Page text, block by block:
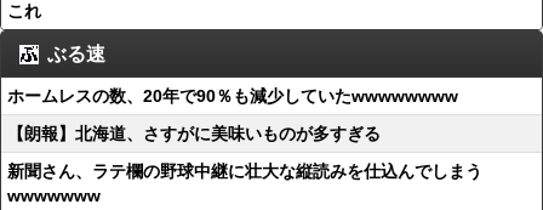
これ
ぶる速
ホームレスの数、20年で90％も減少していたwwwwwwww
【朗報】北海道、さすがに美味いものが多すぎる
新聞さん、ラテ欄の野球中継に壮大な縦読みを仕込んでしまう
wwwwwww